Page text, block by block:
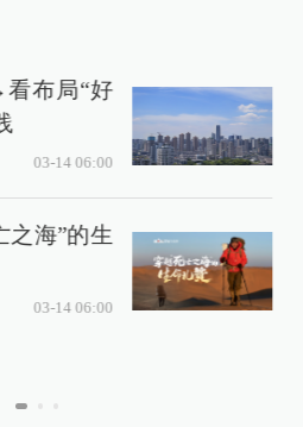
布局“好
03-14 06:00
之海”的生
03-14 06:00